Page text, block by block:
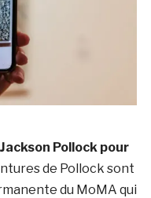
Pollock pour
de Pollock sont
du MoMA qui